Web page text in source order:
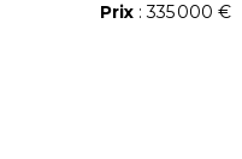
Prix: 335 000 €